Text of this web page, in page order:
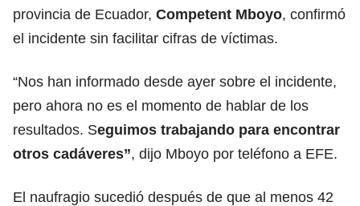
provincia de Ecuador, Competent Mboyo, confirmó
el incidente sin facilitar cifras de víctimas.
“Nos han informado desde ayer sobre el incidente,
pero ahora no es el momento de hablar de los
resultados. Seguimos trabajando para encontrar
otros cadáveres”, dijo Mboyo por teléfono a EFE.
El naufragio sucedió después de que al menos 42